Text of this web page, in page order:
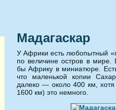
Мадагаскар
У Африки есть любопытный
по величине остров в мире.
бы Африку в миниатюре.
что маленькой копии
далеко — около 400 км,
1600 км) это немного.